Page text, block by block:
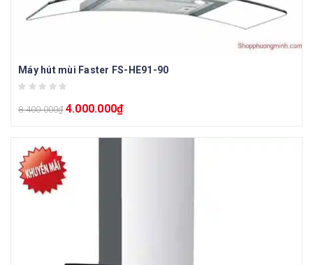
Máy hút mùi Faster FS-HE91-90
8.400.000₫ 4.000.000₫